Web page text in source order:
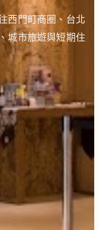
西門町商圈、台北
城市旅遊與短期住